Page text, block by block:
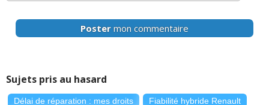
Poster mon commentaire
Sujets pris au hasard
Délai de réparation : mes droits
Fiabilité hybride Renault